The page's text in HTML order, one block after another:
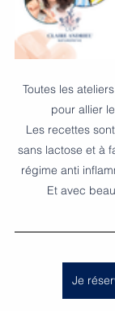
Toutes les
pour allier
Les recettes
sans lactose et à
régime anti
Et avec
Je